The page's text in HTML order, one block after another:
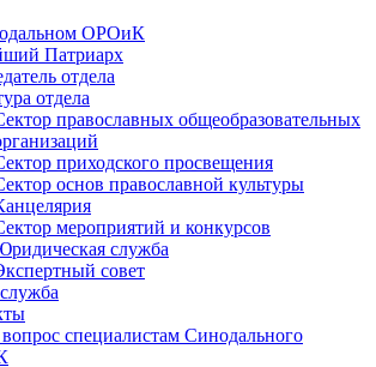
ОРОиК
Патриарх
отдела
отдела
православных общеобразовательных
приходского просвещения
основ православной культуры
мероприятий и конкурсов
служба
совет
вопрос специалистам Синодального